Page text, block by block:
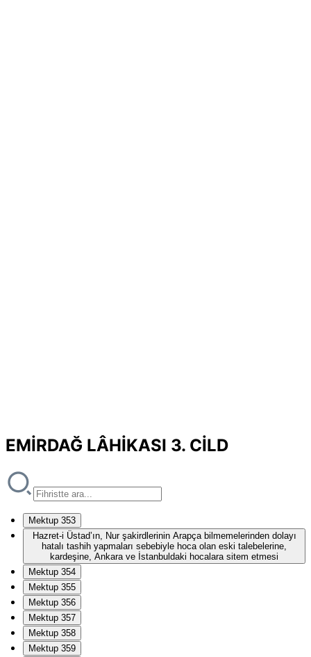
EMİRDAĞ LÂHİKASI 3. CİLD
Mektup 353
Hazret-i Üstad’ın, Nur şakirdlerinin Arapça bilmemelerinden dolayı
hatalı tashih yapmaları sebebiyle hoca olan eski talebelerine,
kardeşine, Ankara ve İstanbuldaki hocalara sitem etmesi
Mektup 354
Mektup 355
Mektup 356
Mektup 357
Mektup 358
Mektup 359